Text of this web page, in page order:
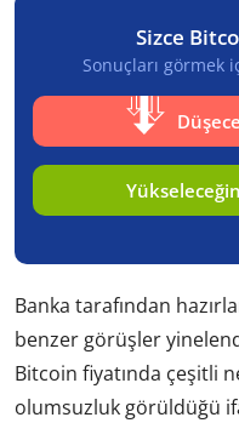
Sizce
Sonuçları görmek
Banka tarafından
benzer görüşler
Bitcoin fiyatında çeşitli
olumsuzluk görüldüğü